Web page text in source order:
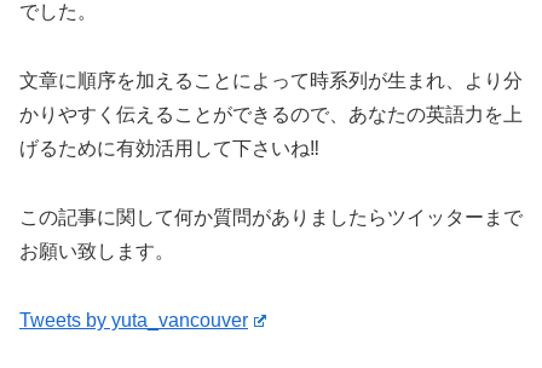
でした。
文章に順序を加えることによって時系列が生まれ、より分
かりやすく伝えることができるので、あなたの英語力を上
げるために有効活用して下さいね‼️
この記事に関して何か質問がありましたらツイッターまで
お願い致します。
Tweets by yuta_vancouver